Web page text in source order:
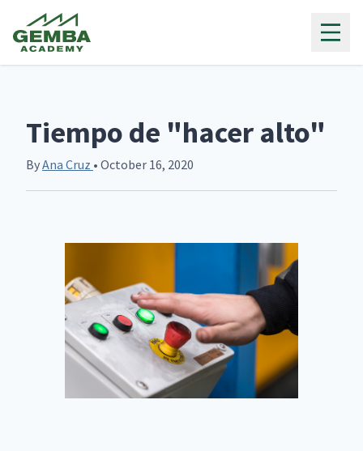
Tiempo de "hacer alto"
ByAna Cruz • October 16, 2020